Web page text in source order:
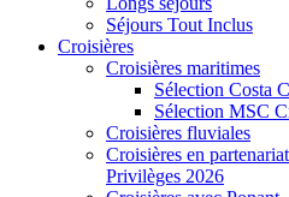
Séjours Tout Inclus
Croisières
Croisières maritimes
Sélection Costa
Sélection MSC
Croisières fluviales
Croisières en
Privilèges 2026